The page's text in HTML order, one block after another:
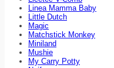
Linea Mamma Baby
Little Dutch
Magic
Matchstick Monkey
Miniland
Mushie
My Carry Potty